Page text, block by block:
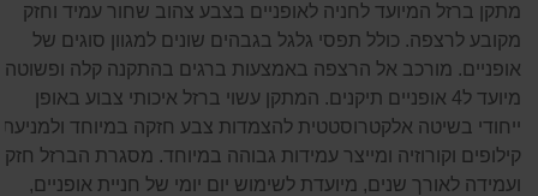
מתקן ברזל המיועד לחניה לאופניים בצבע צהוב שחור עמיד וחזק
מקובע לרצפה. כולל תפסי גלגל בגבהים שונים למגוון סוגים של
אופניים. מורכב אל הרצפה באמצעות ברגים בהתקנה קלה ופשוטה.
מיועד ל4 אופניים תיקנים. המתקן עשוי ברזל איכותי צבוע באופן
ייחודי בשיטה אלקטרוסטטית להצמדות צבע חזקה במיוחד ולמניעת
קילופים וקורוזיה ומייצר עמידות גבוהה במיוחד. מסגרת הברזל
ועמידה לאורך שנים, מיועדת לשימוש יום יומי של חניית אופניים,